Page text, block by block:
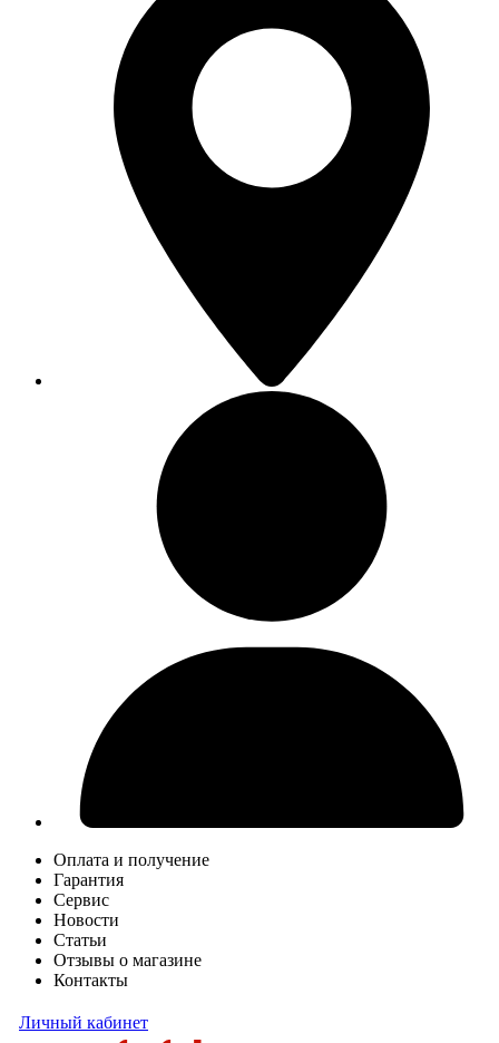
Оплата и получение
Гарантия
Сервис
Новости
Статьи
Отзывы о магазине
Контакты
Личный кабинет